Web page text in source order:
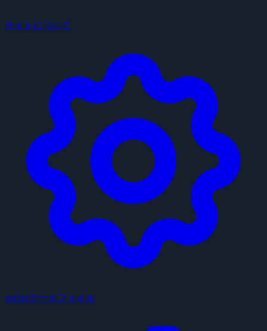
サイトについて
configデータファイル